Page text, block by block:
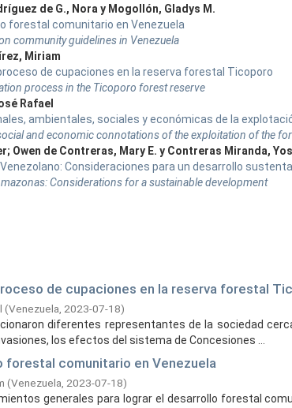
de G., Nora y Mogollón, Gladys M.
forestal comunitario en Venezuela
community guidelines in Venezuela
Miriam
de cupaciones en la reserva forestal Ticoporo
process in the Ticoporo forest reserve
Rafael
ambientales, sociales y económicas de la
and economic connotations of the exploitation of the
Owen de Contreras, Mary E. y Contreras Miranda,
Consideraciones para un desarrollo
Considerations for a sustainable development
de cupaciones en la reserva forestal
(Venezuela, 2023-07-18)
diferentes representantes de la sociedad
los efectos del sistema de Concesiones ...
forestal comunitario en Venezuela
(Venezuela, 2023-07-18)
generales para lograr el desarrollo forestal